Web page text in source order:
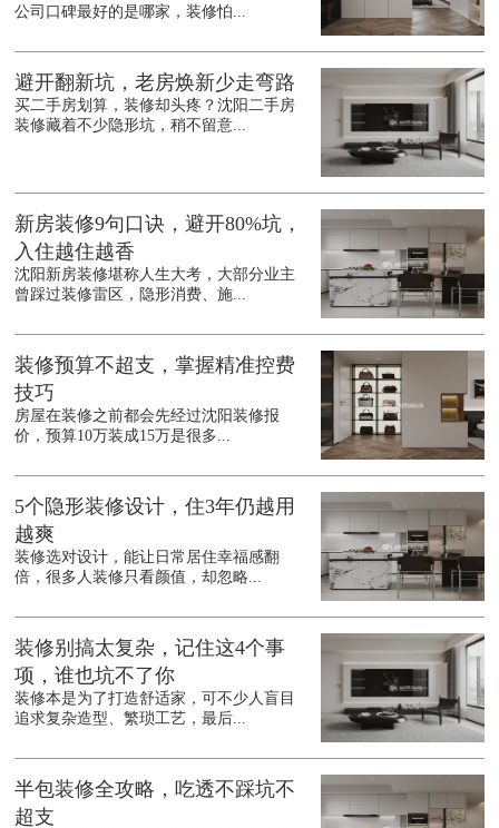
公司口碑最好的是哪家，装修怕...
避开翻新坑，老房焕新少走弯路
买二手房划算，装修却头疼？沈阳二手房
装修藏着不少隐形坑，稍不留意...
新房装修9句口诀，避开80%坑，
入住越住越香
沈阳新房装修堪称人生大考，大部分业主
曾踩过装修雷区，隐形消费、施...
装修预算不超支，掌握精准控费
技巧
房屋在装修之前都会先经过沈阳装修报
价，预算10万装成15万是很多...
5个隐形装修设计，住3年仍越用
越爽
装修选对设计，能让日常居住幸福感翻
倍，很多人装修只看颜值，却忽略...
装修别搞太复杂，记住这4个事
项，谁也坑不了你
装修本是为了打造舒适家，可不少人盲目
追求复杂造型、繁琐工艺，最后...
半包装修全攻略，吃透不踩坑不
超支